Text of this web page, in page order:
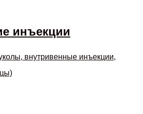
инъекции
внутривенные инъекции,